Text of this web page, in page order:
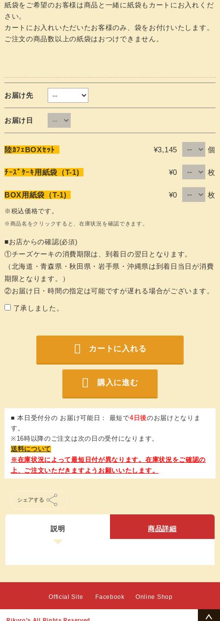
紙袋をご希望のお客様は商品と一緒に紙袋もカートにお入れくだ
さい。
カートにお入れいただいたお客様のみ、袋をお付けいたします。
ご注文の商品数以上の紙袋はおつけできません。
お届け先
お届け日
陸ｶﾌｪBOXｾｯﾄ ¥3,145 個
ﾁｰｽﾞｹｰｷ用紙袋（T-1) ¥0 枚
BOX用紙袋（T-1) ¥0 枚
※税込価格です。
※商品名をクリックすると、在庫状況を確認できます。
■お店からの確認(必須)
①チーズケーキの消費期限は、到着日の翌日となります。
（北海道・青森県・秋田県・岩手県・沖縄県は到着日当日が消費
期限となります。）
②お届け日・時間の指定は可能ですが遅れる場合がございます。
了承しました。
カートに入れる
購入に進む
■ 本日受付分の お届け可能日： 最短で4日後のお届けとなりま
す。
※16時以降のご注文は次の日の受付になります。
送料について
シェアする
説明 商品詳細
Official Site Facebook Online Shop